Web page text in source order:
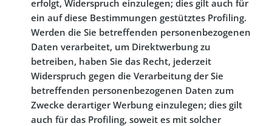
erfolgt, Widerspruch einzulegen; dies gilt auch für
ein auf diese Bestimmungen gestütztes Profiling.
Werden die Sie betreffenden personenbezogenen
Daten verarbeitet, um Direktwerbung zu
betreiben, haben Sie das Recht, jederzeit
Widerspruch gegen die Verarbeitung der Sie
betreffenden personenbezogenen Daten zum
Zwecke derartiger Werbung einzulegen; dies gilt
auch für das Profiling, soweit es mit solcher